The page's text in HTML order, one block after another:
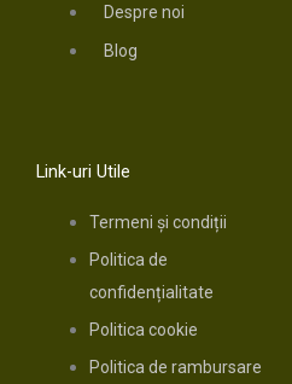
Despre noi
Blog
Link-uri Utile
Termeni și condiții
Politica de
confidențialitate
Politica cookie
Politica de rambursare